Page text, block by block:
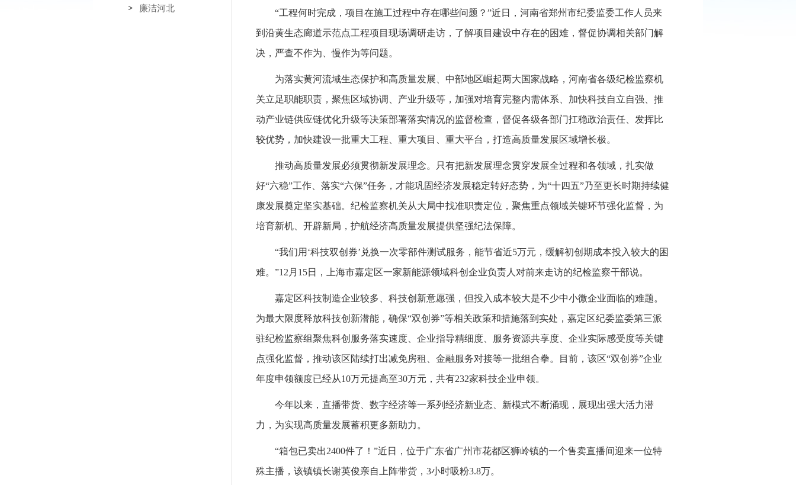
廉洁河北
“工程何时完成，项目在施工过程中存在哪些问题？”近日，河南省郑州市纪委监委工作人员来
到沿黄生态廊道示范点工程项目现场调研走访，了解项目建设中存在的困难，督促协调相关部门解
决，严查不作为、慢作为等问题。
为落实黄河流域生态保护和高质量发展、中部地区崛起两大国家战略，河南省各级纪检监察机
关立足职能职责，聚焦区域协调、产业升级等，加强对培育完整内需体系、加快科技自立自强、推
动产业链供应链优化升级等决策部署落实情况的监督检查，督促各级各部门扛稳政治责任、发挥比
较优势，加快建设一批重大工程、重大项目、重大平台，打造高质量发展区域增长极。
推动高质量发展必须贯彻新发展理念。只有把新发展理念贯穿发展全过程和各领域，扎实做
好“六稳”工作、落实“六保”任务，才能巩固经济发展稳定转好态势，为“十四五”乃至更长时期持续健
康发展奠定坚实基础。纪检监察机关从大局中找准职责定位，聚焦重点领域关键环节强化监督，为
培育新机、开辟新局，护航经济高质量发展提供坚强纪法保障。
“我们用‘科技双创券’兑换一次零部件测试服务，能节省近5万元，缓解初创期成本投入较大的困
难。”12月15日，上海市嘉定区一家新能源领域科创企业负责人对前来走访的纪检监察干部说。
嘉定区科技制造企业较多、科技创新意愿强，但投入成本较大是不少中小微企业面临的难题。
为最大限度释放科技创新潜能，确保“双创券”等相关政策和措施落到实处，嘉定区纪委监委第三派
驻纪检监察组聚焦科创服务落实速度、企业指导精细度、服务资源共享度、企业实际感受度等关键
点强化监督，推动该区陆续打出减免房租、金融服务对接等一批组合拳。目前，该区“双创券”企业
年度申领额度已经从10万元提高至30万元，共有232家科技企业申领。
今年以来，直播带货、数字经济等一系列经济新业态、新模式不断涌现，展现出强大活力潜
力，为实现高质量发展蓄积更多新助力。
“箱包已卖出2400件了！”近日，位于广东省广州市花都区狮岭镇的一个售卖直播间迎来一位特
殊主播，该镇镇长谢英俊亲自上阵带货，3小时吸粉3.8万。